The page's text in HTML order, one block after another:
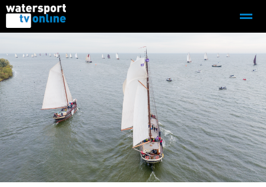
Adverteren
Home Contact Bellen Zoeken